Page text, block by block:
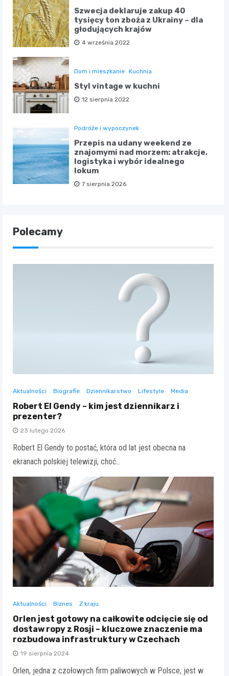
Szwecja deklaruje zakup 40
tysięcy ton zboża z Ukrainy – dla
głodujących krajów
4 września 2022
Dom i mieszkanie Kuchnia
Styl vintage w kuchni
12 sierpnia 2022
Podróże i wypoczynek
Przepis na udany weekend ze
znajomymi nad morzem: atrakcje,
logistyka i wybór idealnego
lokum
7 sierpnia 2026
Polecamy
Aktualności Biografie Dziennikarstwo Lifestyle Media
Robert El Gendy – kim jest dziennikarz i
prezenter?
23 lutego 2026
Robert El Gendy to postać, która od lat jest obecna na
ekranach polskiej telewizji, choć…
Aktualności Biznes Z kraju
Orlen jest gotowy na całkowite odcięcie się od
dostaw ropy z Rosji – kluczowe znaczenie ma
rozbudowa infrastruktury w Czechach
19 sierpnia 2024
Orlen, jedna z czołowych firm paliwowych w Polsce, jest w